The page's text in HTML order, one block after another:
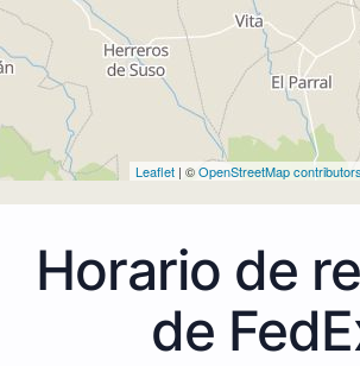
Leaflet | ©OpenStreetMap contributors
Horario de
de